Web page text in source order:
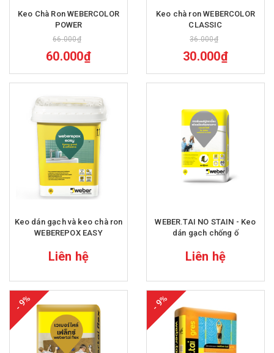
Keo Chà Ron WEBERCOLOR
POWER
66.000₫
60.000₫
Keo chà ron WEBERCOLOR
CLASSIC
36.000₫
30.000₫
Keo dán gạch và keo chà ron
WEBEREPOX EASY
Liên hệ
WEBER.TAI NO STAIN - Keo
dán gạch chống ố
Liên hệ
- 9% - 9%